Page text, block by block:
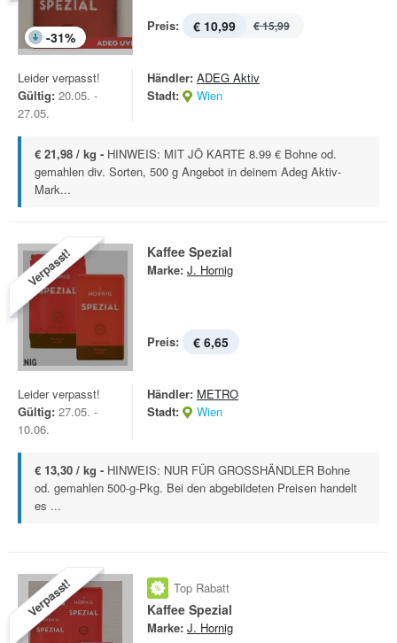
-31%
Preis: € 10,99 € 15,99
Leider verpasst!
Gültig: 20.05. -
27.05.
Händler: ADEG Aktiv
Stadt:
Wien
€ 21,98 / kg - HINWEIS: MIT JÖ KARTE 8.99 € Bohne od.
gemahlen div. Sorten, 500 g Angebot in deinem Adeg Aktiv-
Mark...
Verpasst! Kaffee Spezial
Marke: J. Hornig
Preis: € 6,65
Leider verpasst!
Gültig: 27.05. -
10.06.
Händler: METRO
Stadt:
Wien
€ 13,30 / kg - HINWEIS: NUR FÜR GROSSHÄNDLER Bohne
od. gemahlen 500-g-Pkg. Bei den abgebildeten Preisen handelt
es ...
Verpasst! Top Rabatt
Kaffee Spezial
Marke: J. Hornig